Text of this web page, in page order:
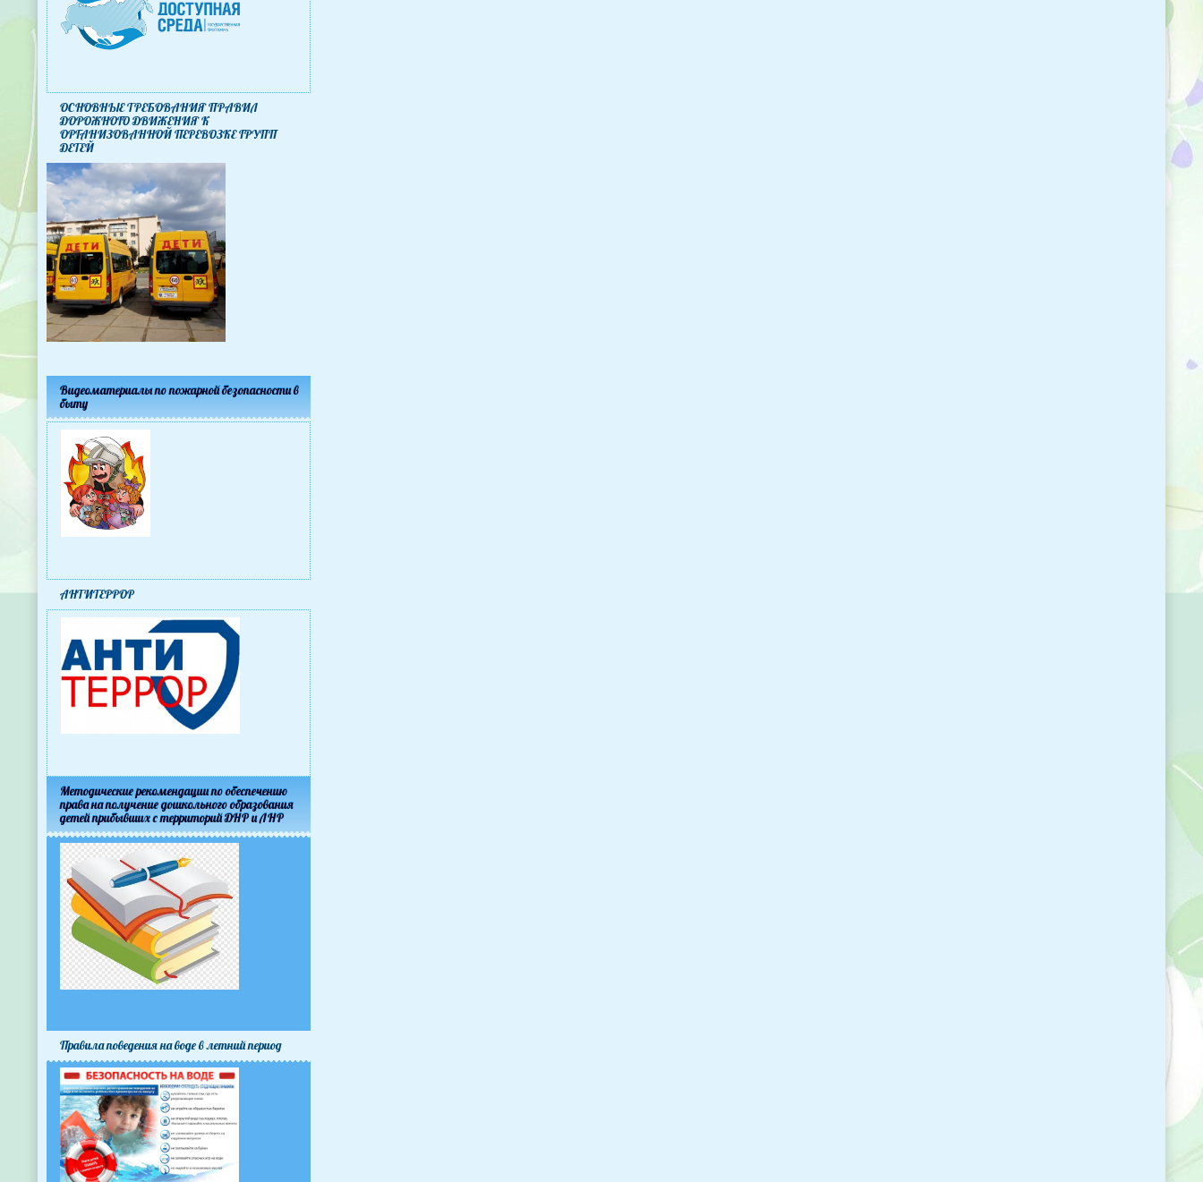
ОСНОВНЫЕ ТРЕБОВАНИЯ ПРАВИЛ
ДОРОЖНОГО ДВИЖЕНИЯ К
ОРГАНИЗОВАННОЙ ПЕРЕВОЗКЕ ГРУПП
ДЕТЕЙ
Видеоматериалы по пожарной безопасности в
быту
АНТИТЕРРОР
Методические рекомендации по обеспечению
права на получение дошкольного образования
детей прибывших с территорий ДНР и ЛНР
Правила поведения на воде в летний период